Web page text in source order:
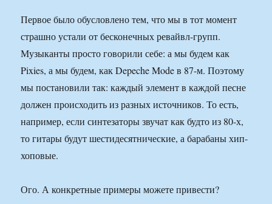
Первое было обусловлено тем, что мы в тот момент
страшно устали от бесконечных ревайвл-групп.
Музыканты просто говорили себе: а мы будем как
Pixies, а мы будем, как Depeche Mode в 87-м. Поэтому
мы постановили так: каждый элемент в каждой песне
должен происходить из разных источников. То есть,
например, если синтезаторы звучат как будто из 80-х,
то гитары будут шестидесятнические, а барабаны хип-
хоповые.
Ого. А конкретные примеры можете привести?